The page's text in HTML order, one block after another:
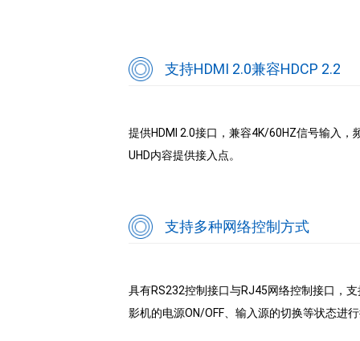
支持HDMI 2.0兼容HDCP 2.2
提供HDMI 2.0接口，兼容4K/60HZ信号输入，
UHD内容提供接入点。
支持多种网络控制方式
具有RS232控制接口与RJ45网络控制接口，
影机的电源ON/OFF、输入源的切换等状态进